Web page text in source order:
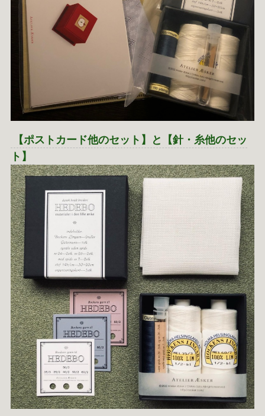
【ポストカード他のセット】と【針・糸他のセッ
ト】